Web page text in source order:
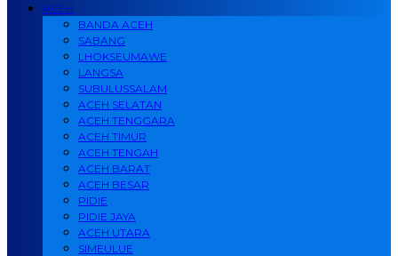
ACEH
BANDA ACEH
SABANG
LHOKSEUMAWE
LANGSA
SUBULUSSALAM
ACEH SELATAN
ACEH TENGGARA
ACEH TIMUR
ACEH TENGAH
ACEH BARAT
ACEH BESAR
PIDIE
PIDIE JAYA
ACEH UTARA
SIMEULUE